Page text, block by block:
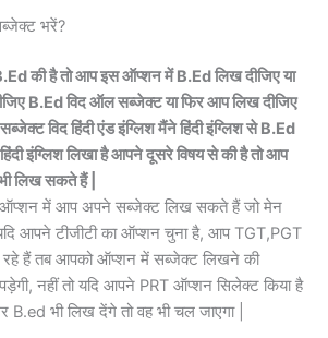
भरें?
की है तो आप इस ऑप्शन में B.Ed लिख दीजिए या
B.Ed विद ऑल सब्जेक्ट या फिर आप लिख दीजिए
विद हिंदी एंड इंग्लिश मैंने हिंदी इंग्लिश से B.Ed
इंग्लिश लिखा है आपने दूसरे विषय से की है तो आप
लिख सकते हैं |
में आप अपने सब्जेक्ट लिख सकते हैं जो मेन
आपने टीजीटी का ऑप्शन चुना है, आप TGT,PGT
रहे हैं तब आपको ऑप्शन में सब्जेक्ट लिखने की
नहीं तो यदि आपने PRT ऑप्शन सिलेक्ट किया है
भी लिख देंगे तो वह भी चल जाएगा |